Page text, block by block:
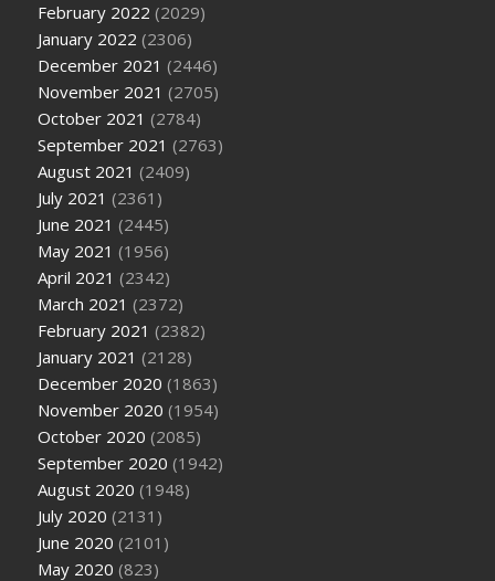
February 2022 (2029)
January 2022 (2306)
December 2021 (2446)
November 2021 (2705)
October 2021 (2784)
September 2021 (2763)
August 2021 (2409)
July 2021 (2361)
June 2021 (2445)
May 2021 (1956)
April 2021 (2342)
March 2021 (2372)
February 2021 (2382)
January 2021 (2128)
December 2020 (1863)
November 2020 (1954)
October 2020 (2085)
September 2020 (1942)
August 2020 (1948)
July 2020 (2131)
June 2020 (2101)
May 2020 (823)